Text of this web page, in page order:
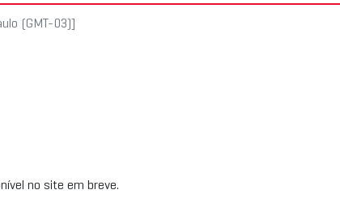
(GMT-03)]
no site em breve.